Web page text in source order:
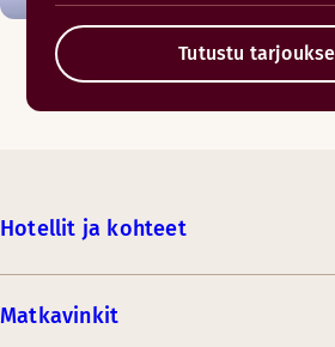
Tutustu
Hotellit ja kohteet
Matkavinkit